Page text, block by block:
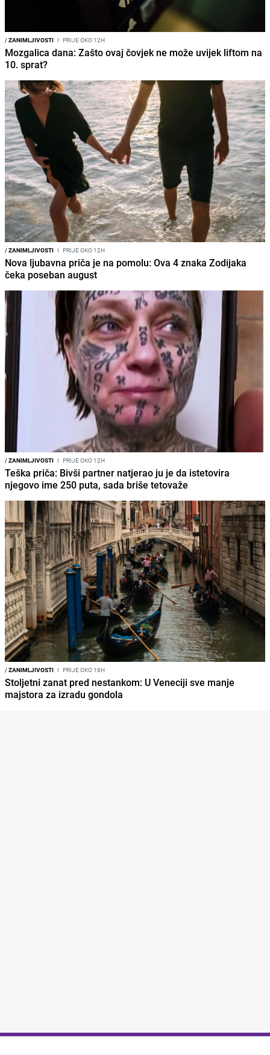
/ZANIMLJIVOSTI I PRIJE OKO 12H
Mozgalica dana: Zašto ovaj čovjek ne može uvijek liftom na
10. sprat?
/ZANIMLJIVOSTI I PRIJE OKO 12H
Nova ljubavna priča je na pomolu: Ova 4 znaka Zodijaka
čeka poseban august
/ZANIMLJIVOSTI I PRIJE OKO 12H
Teška priča: Bivši partner natjerao ju je da istetovira
njegovo ime 250 puta, sada briše tetovaže
/ZANIMLJIVOSTI I PRIJE OKO 18H
Stoljetni zanat pred nestankom: U Veneciji sve manje
majstora za izradu gondola